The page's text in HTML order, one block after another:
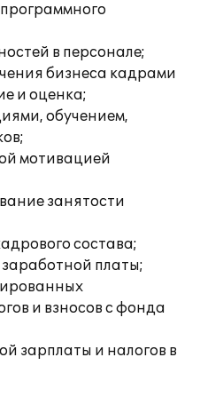
в персонале;
бизнеса кадрами
и оценка;
обучением,
мотивацией
занятости
состава;
платы;
и взносов с фонда
зарплаты и налогов в